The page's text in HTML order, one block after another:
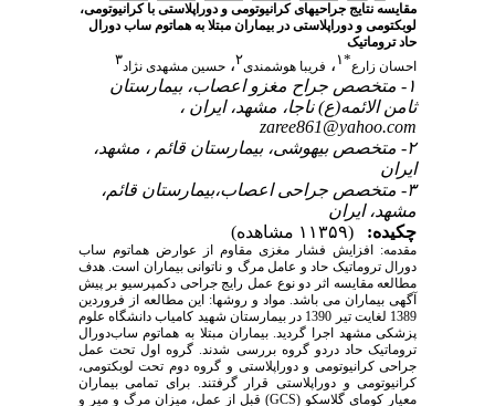
مقایسه نتایج جراحی‎های کرانیوتومی و دوراپلاستی با کرانیوتومی،
لوبکتومی و دوراپلاستی در بیماران مبتلا به هماتوم ساب دورال
حاد تروماتیک
احسان زارع*۱ ، فریبا هوشمندی۲، حسین مشهدی نژاد۳
۱- متخصص جراح مغزو اعصاب، بیمارستان
ثامن الائمه(ع) ناجا، مشهد، ایران ،
zaree861@yahoo.com
۲- متخصص بیهوشی، بیمارستان قائم ، مشهد،
ایران
۳- متخصص جراحی اعصاب،بیمارستان قائم،
مشهد، ایران
چکیده:
(۱۱۳۵۹ مشاهده)
مقدمه: افزایش فشار مغزی مقاوم از عوارض هماتوم ساب
دورال تروماتیک حاد و عامل مرگ و ناتوانی بیماران است. هدف
مطالعه مقایسه اثر دو نوع عمل رایج جراحی دکمپرسیو بر پیش
آگهی بیماران می باشد. مواد و روش‎ها: این مطالعه از فروردین
1389 لغایت تیر 1390 در بیمارستان شهید کامیاب دانشگاه علوم
پزشکی مشهد اجرا گردید. بیماران مبتلا به هماتوم ساب‌دورال
تروماتیک حاد دردو گروه بررسی شدند. گروه اول تحت عمل
جراحی کرانیوتومی و دوراپلاستی و گروه دوم تحت لوبکتومی،
کرانیوتومی و دوراپلاستی قرار گرفتند. برای تمامی بیماران
معیار کومای گلاسکو (GCS) قبل از عمل، میزان مرگ و میر و